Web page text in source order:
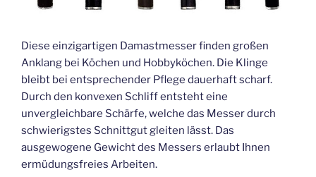
Diese einzigartigen Damastmesser finden großen
Anklang bei Köchen und Hobbyköchen. Die Klinge
bleibt bei entsprechender Pflege dauerhaft scharf.
Durch den konvexen Schliff entsteht eine
unvergleichbare Schärfe, welche das Messer durch
schwierigstes Schnittgut gleiten lässt. Das
ausgewogene Gewicht des Messers erlaubt Ihnen
ermüdungsfreies Arbeiten.